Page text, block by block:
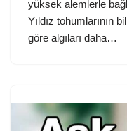
yüksek alemlerle
Yıldız tohumlarının
göre algıları daha…